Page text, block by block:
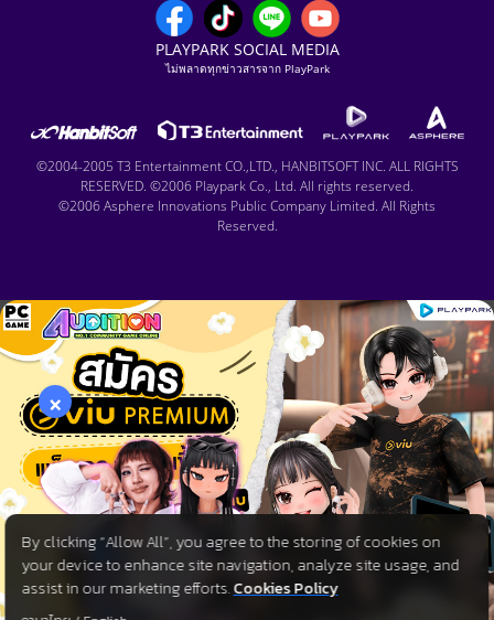
PLAYPARK SOCIAL MEDIA
ไม่พลาดทุกข่าวสารจาก PlayPark
©2004-2005 T3 Entertainment CO.,LTD., HANBITSOFT INC. ALL RIGHTS
RESERVED. ©2006 Playpark Co., Ltd. All rights reserved.
©2006 Asphere Innovations Public Company Limited. All Rights
Reserved.
By clicking “Allow All”, you agree to the storing of cookies on
your device to enhance site navigation, analyze site usage, and
assist in our marketing efforts.Cookies Policy
×